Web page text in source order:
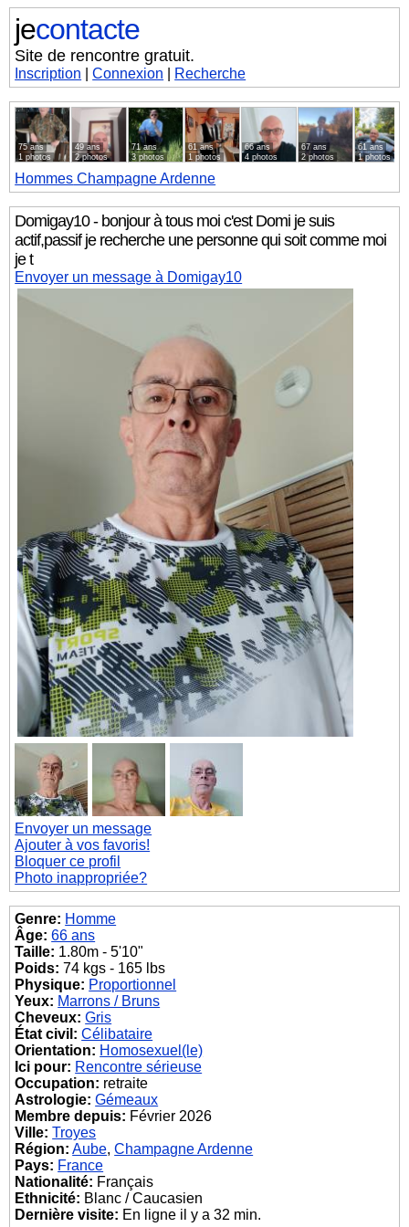
jecontacte
Site de rencontre gratuit.
Inscription |Connexion Recherche
75 ans
1 photos
49 ans
2 photos
71 ans
3 photos
61 ans
1 photos
66 ans
4 photos
67 ans
2 photos
61 ans
1 photos
Hommes Champagne Ardenne
Domigay10 - bonjour à tous moi c'est Domi je suis
actif,passif je recherche une personne qui soit comme moi
je t
Envoyer un message à Domigay10
Envoyer un message
Ajouter à vos favoris!
Bloquer ce profil
Photo inappropriée?
Genre: Homme
Âge: 66 ans
Taille: 1.80m - 5'10"
Poids: 74 kgs - 165 lbs
Physique: Proportionnel
Yeux: Marrons / Bruns
Cheveux: Gris
État civil: Célibataire
Orientation: Homosexuel(le)
Ici pour: Rencontre sérieuse
Occupation: retraite
Astrologie: Gémeaux
Membre depuis: Février 2026
Ville: Troyes
Région: Aube,Champagne Ardenne
Pays: France
Nationalité: Français
Ethnicité: Blanc / Caucasien
Dernière visite: En ligne il y a 32 min.